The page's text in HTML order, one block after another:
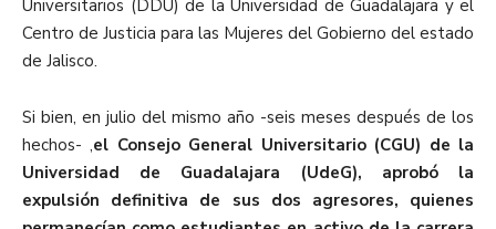
Universitarios (DDU) de la Universidad de Guadalajara y el
Centro de Justicia para las Mujeres del Gobierno del estado
de Jalisco.
Si bien, en julio del mismo año -seis meses después de los
hechos- ,el Consejo General Universitario (CGU) de la
Universidad de Guadalajara (UdeG), aprobó la
expulsión definitiva de sus dos agresores, quienes